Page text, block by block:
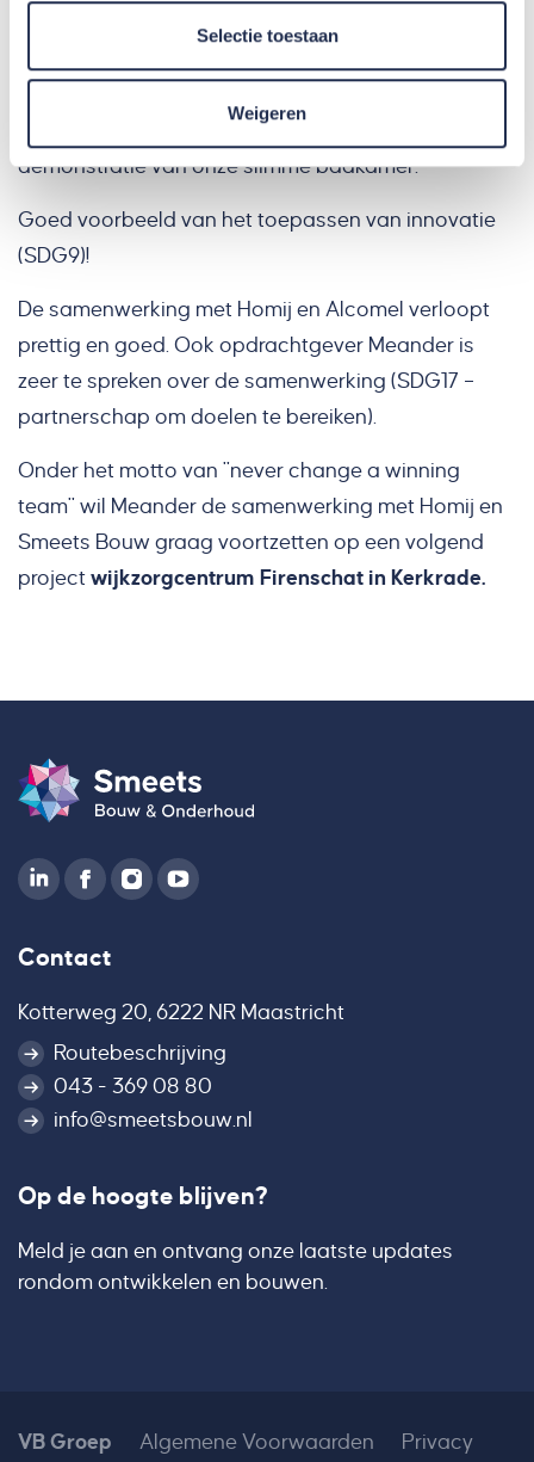
Selectie toestaan
Weigeren
verlaten voor verzorging. Hieronder ziet u een korte
demonstratie van onze slimme badkamer.
Goed voorbeeld van het toepassen van innovatie
(SDG9)!
De samenwerking met Homij en Alcomel verloopt
prettig en goed. Ook opdrachtgever Meander is
zeer te spreken over de samenwerking (SDG17 –
partnerschap om doelen te bereiken).
Onder het motto van "never change a winning
team" wil Meander de samenwerking met Homij en
Smeets Bouw graag voortzetten op een volgend
project wijkzorgcentrum Firenschat in Kerkrade.
Contact
Kotterweg 20, 6222 NR Maastricht
Routebeschrijving
043 - 369 08 80
info@smeetsbouw.nl
Op de hoogte blijven?
Meld je aan en ontvang onze laatste updates
rondom ontwikkelen en bouwen.
VB Groep Algemene Voorwaarden Privacy